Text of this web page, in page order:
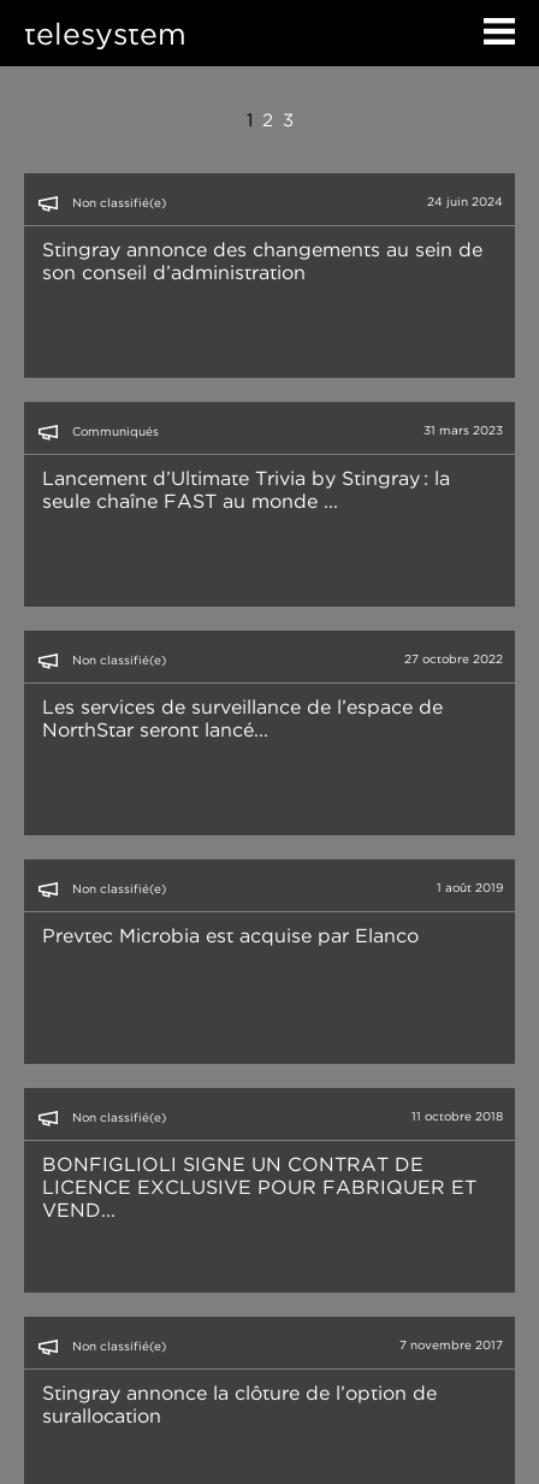
telesystem
1 2 3
Non classifié(e) 24 juin 2024
Stingray annonce des changements au sein de
son conseil d’administration
Communiqués 31 mars 2023
Lancement d’Ultimate Trivia by Stingray : la
seule chaîne FAST au monde ...
Non classifié(e) 27 octobre 2022
Les services de surveillance de l’espace de
NorthStar seront lancé...
Non classifié(e) 1 août 2019
Prevtec Microbia est acquise par Elanco
Non classifié(e) 11 octobre 2018
BONFIGLIOLI SIGNE UN CONTRAT DE
LICENCE EXCLUSIVE POUR FABRIQUER ET
VEND...
Non classifié(e) 7 novembre 2017
Stingray annonce la clôture de l’option de
surallocation